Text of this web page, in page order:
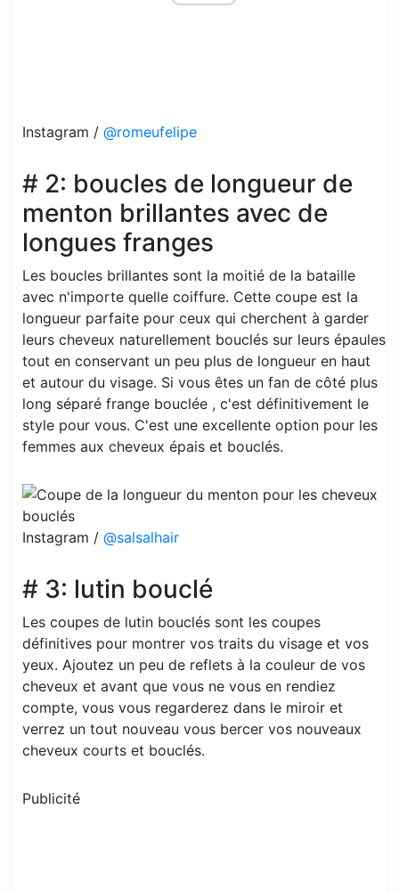
Instagram / @romeufelipe
# 2: boucles de longueur de
menton brillantes avec de
longues franges
Les boucles brillantes sont la moitié de la bataille
avec n'importe quelle coiffure. Cette coupe est la
longueur parfaite pour ceux qui cherchent à garder
leurs cheveux naturellement bouclés sur leurs épaules
tout en conservant un peu plus de longueur en haut
et autour du visage. Si vous êtes un fan de côté plus
long séparé frange bouclée , c'est définitivement le
style pour vous. C'est une excellente option pour les
femmes aux cheveux épais et bouclés.
Instagram / @salsalhair
# 3: lutin bouclé
Les coupes de lutin bouclés sont les coupes
définitives pour montrer vos traits du visage et vos
yeux. Ajoutez un peu de reflets à la couleur de vos
cheveux et avant que vous ne vous en rendiez
compte, vous vous regarderez dans le miroir et
verrez un tout nouveau vous bercer vos nouveaux
cheveux courts et bouclés.
Publicité